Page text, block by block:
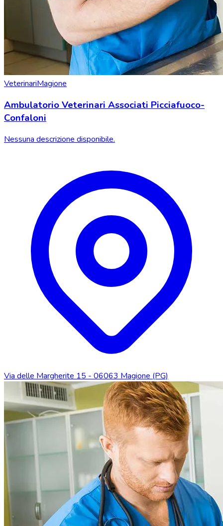
VeterinariMagione
Ambulatorio Veterinari Associati Picciafuoco-
Confaloni
Nessuna descrizione disponibile.
Via delle Margherite 15 - 06063 Magione (PG)